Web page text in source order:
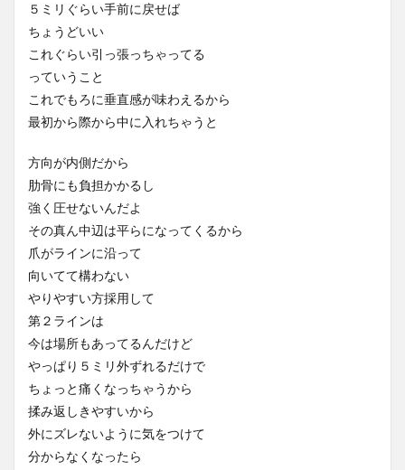
５ミリぐらい手前に戻せば
ちょうどいい
これぐらい引っ張っちゃってる
っていうこと
これでもろに垂直感が味わえるから
最初から際から中に入れちゃうと
方向が内側だから
肋骨にも負担かかるし
強く圧せないんだよ
その真ん中辺は平らになってくるから
爪がラインに沿って
向いてて構わない
やりやすい方採用して
第２ラインは
今は場所もあってるんだけど
やっぱり５ミリ外ずれるだけで
ちょっと痛くなっちゃうから
揉み返しきやすいから
外にズレないように気をつけて
分からなくなったら